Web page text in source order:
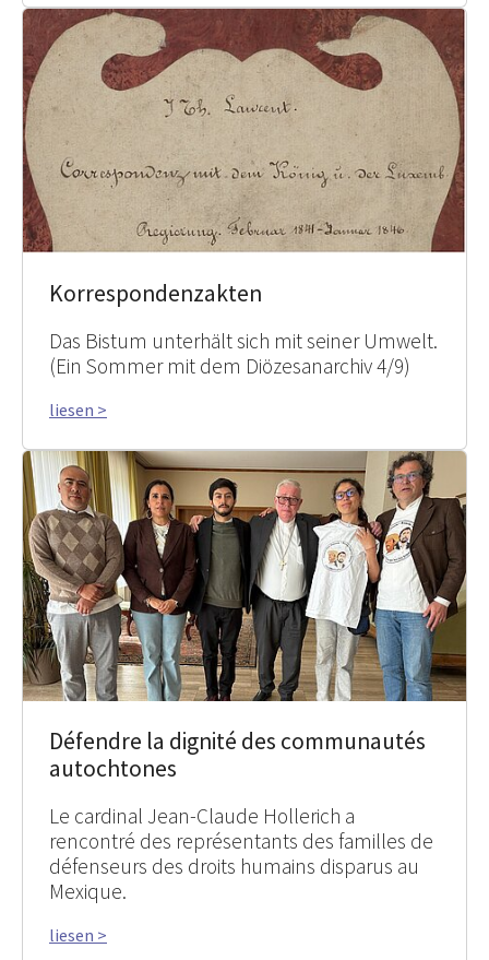
Korrespondenzakten
Das Bistum unterhält sich mit seiner Umwelt.
(Ein Sommer mit dem Diözesanarchiv 4/9)
liesen >
Défendre la dignité des communautés
autochtones
Le cardinal Jean-Claude Hollerich a
rencontré des représentants des familles de
défenseurs des droits humains disparus au
Mexique.
liesen >